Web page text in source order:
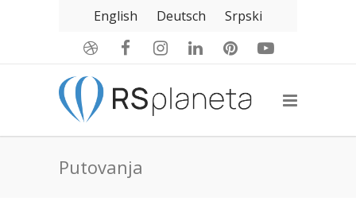
English Deutsch Srpski
Putovanja